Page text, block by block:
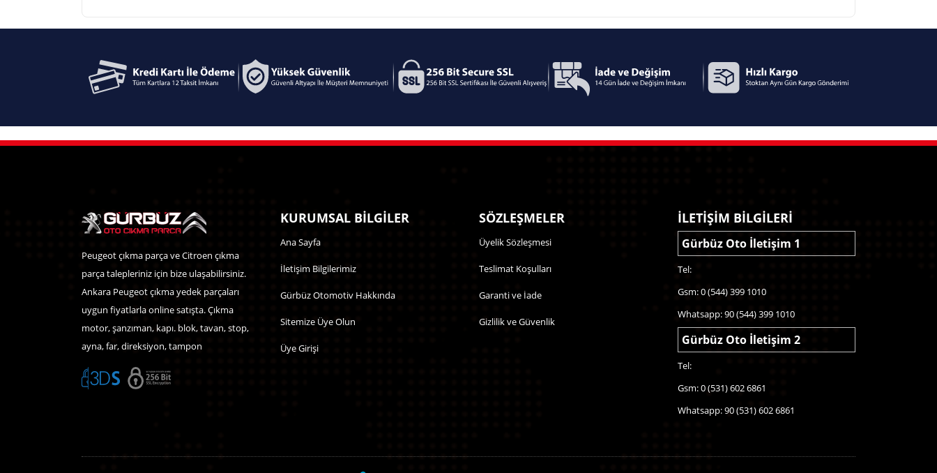
Peugeot çıkma parça ve Citroen çıkma
parça talepleriniz için bize ulaşabilirsiniz.
Ankara Peugeot çıkma yedek parçaları
uygun fiyatlarla online satışta. Çıkma
motor, şanzıman, kapı. blok, tavan, stop,
ayna, far, direksiyon, tampon
KURUMSAL BİLGİLER
Ana Sayfa
İletişim Bilgilerimiz
Gürbüz Otomotiv Hakkında
Sitemize Üye Olun
Üye Girişi
SÖZLEŞMELER
Üyelik Sözleşmesi
Teslimat Koşulları
Garanti ve İade
Gizlilik ve Güvenlik
İLETİŞİM BİLGİLERİ
Gürbüz Oto İletişim 1
Tel:
Gsm: 0 (544) 399 1010
Whatsapp: 90 (544) 399 1010
Gürbüz Oto İletişim 2
Tel:
Gsm: 0 (531) 602 6861
Whatsapp: 90 (531) 602 6861